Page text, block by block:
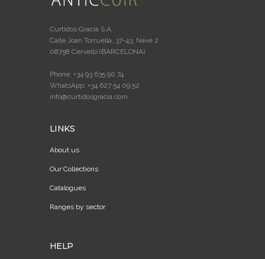
Curtidos Gracia S.A
Calle Joan Torruella, 37-43, Nave 2
08758 Cervelló (BARCELONA)
Phone: +34 93 635 90 74
WhatsApp: +34 627 54 09 52
info@curtidosgracia.com
LINKS
About us
Our Collections
Catalogues
Ranges by sector
HELP